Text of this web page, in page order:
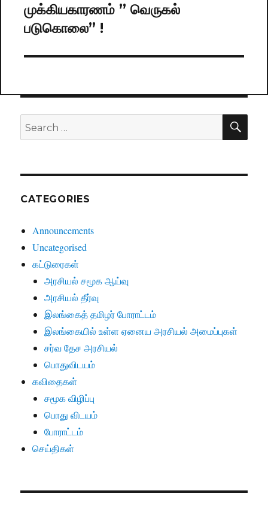
post:
முக்கியகாரணம் ” வெருகல்
படுகொலை” !
Search
for:
CATEGORIES
Announcements
Uncategorised
கட்டுரைகள்
அரசியல் சமூக ஆய்வு
அரசியல் தீர்வு
இலங்கைத் தமிழர் போராட்டம்
இலங்கையில் உள்ள ஏனைய அரசியல் அமைப்புகள்
சர்வ தேச அரசியல்
பொதுவிடயம்
கவிதைகள்
சமூக விழிப்பு
பொது விடயம்
போராட்டம்
செய்திகள்